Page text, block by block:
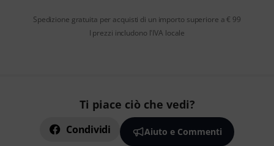
Spedizione gratuita per acquisti di un importo superiore a € 99
I prezzi includono l'IVA locale
Ti piace ciò che vedi?
Condividi Aiuto e Commenti